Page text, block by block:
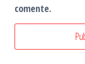
comente.